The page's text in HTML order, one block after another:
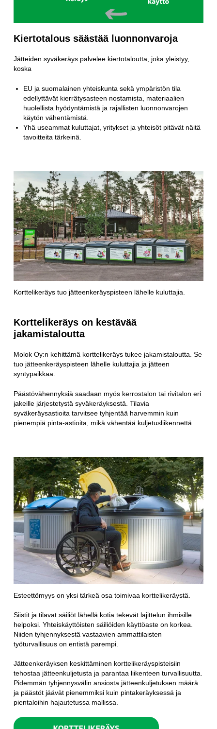
Kiertotalous säästää luonnonvaroja
Jätteiden syväkeräys palvelee kiertotaloutta, joka yleistyy,
koska
EU ja suomalainen yhteiskunta sekä ympäristön tila
edellyttävät kierrätysasteen nostamista, materiaalien
huolellista hyödyntämistä ja rajallisten luonnonvarojen
käytön vähentämistä.
Yhä useammat kuluttajat, yritykset ja yhteisöt pitävät näitä
tavoitteita tärkeinä.
Korttelikeräys tuo jätteenkeräyspisteen lähelle kuluttajia.
Korttelikeräys on kestävää
jakamistaloutta
Molok Oy:n kehittämä korttelikeräys tukee jakamistaloutta. Se
tuo jätteenkeräyspisteen lähelle kuluttajia ja jätteen
syntypaikkaa.
Päästövähennyksiä saadaan myös kerrostalon tai rivitalon eri
jakeille järjestetystä syväkeräyksestä. Tilavia
syväkeräysastioita tarvitsee tyhjentää harvemmin kuin
pienempiä pinta-astioita, mikä vähentää kuljetusliikennettä.
Esteettömyys on yksi tärkeä osa toimivaa korttelikeräystä.
Siistit ja tilavat säiliöt lähellä kotia tekevät lajittelun ihmisille
helpoksi. Yhteiskäyttöisten säiliöiden käyttöaste on korkea.
Niiden tyhjennyksestä vastaavien ammattilaisten
työturvallisuus on entistä parempi.
Jätteenkeräyksen keskittäminen korttelikeräyspisteisiin
tehostaa jätteenkuljetusta ja parantaa liikenteen turvallisuutta.
Pidemmän tyhjennysvälin ansiosta jätteenkuljetuksen määrä
ja päästöt jäävät pienemmiksi kuin pintakeräyksessä ja
pientaloihin hajautetussa mallissa.